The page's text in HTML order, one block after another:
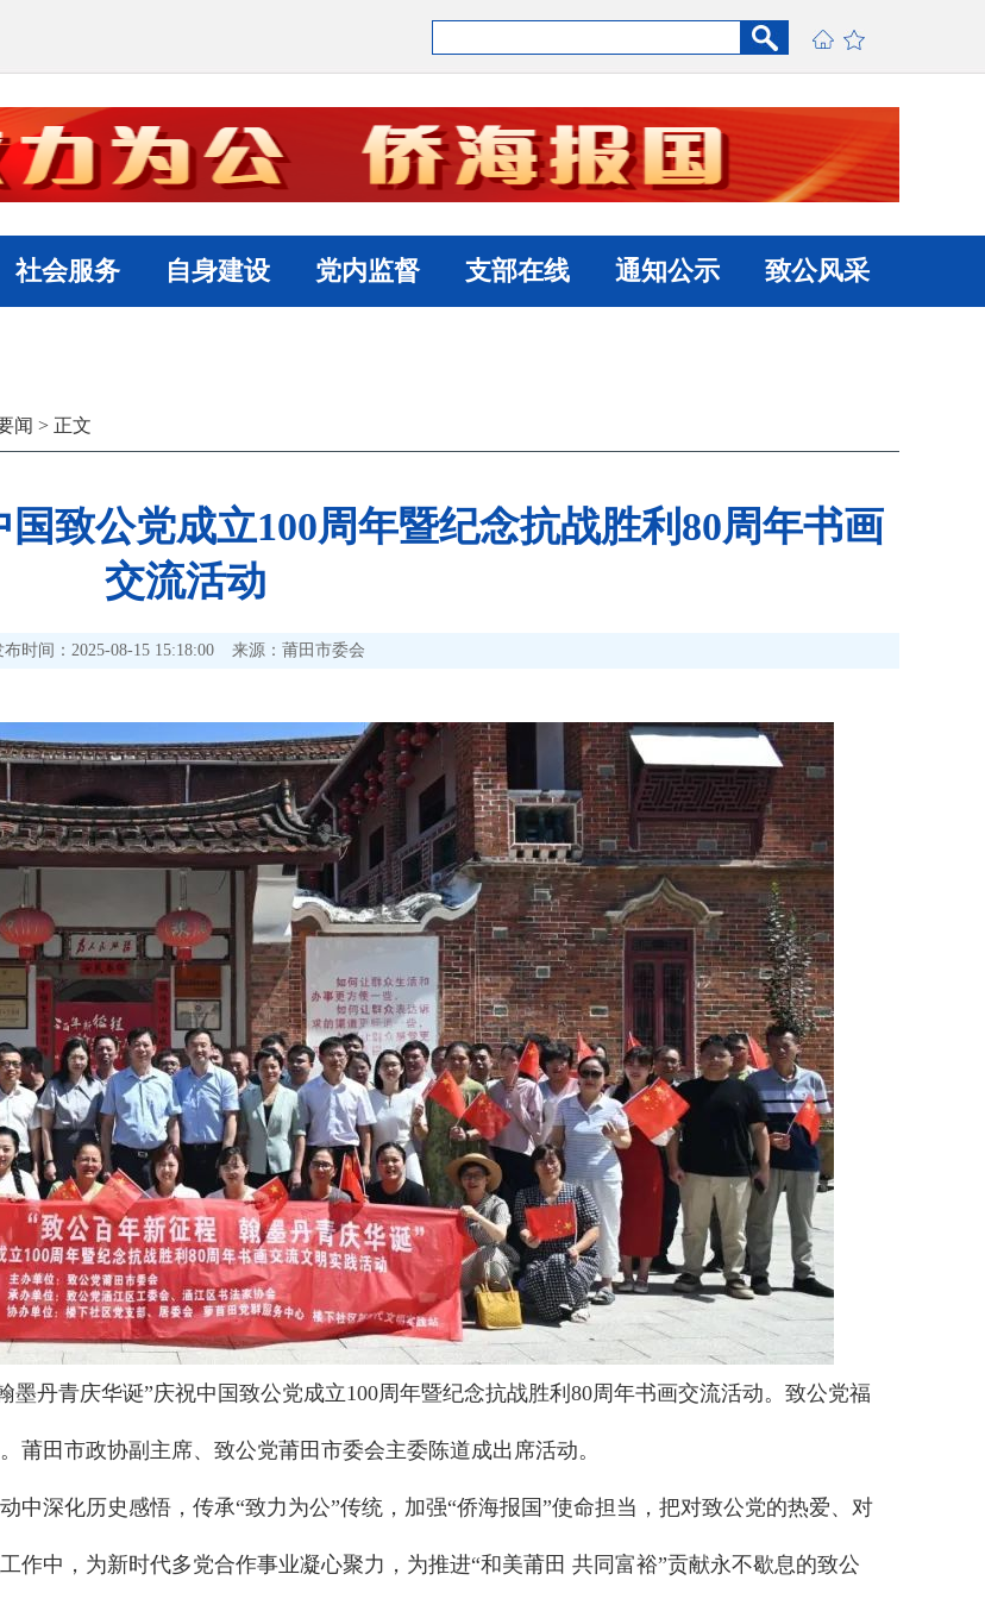
社会服务 自身建设 党内监督 支部在线 通知公示 致公风采
闻 > 正文
致公党成立100周年暨纪念抗战胜利80周年书画
交流活动
布时间：2025-08-15 15:18:00 来源：莆田市委会
丹青庆华诞”庆祝中国致公党成立100周年暨纪念抗战胜利80周年书画交流活动。致公党福
田市政协副主席、致公党莆田市委会主委陈道成出席活动。
中深化历史感悟，传承“致力为公”传统，加强“侨海报国”使命担当，把对致公党的热爱、对
作中，为新时代多党合作事业凝心聚力，为推进“和美莆田 共同富裕”贡献永不歇息的致公